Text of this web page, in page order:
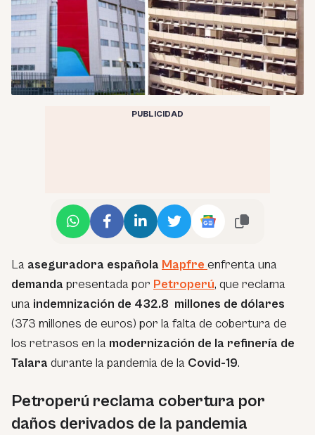
PUBLICIDAD
La aseguradora española Mapfre enfrenta una
demanda presentada por Petroperú, que reclama
una indemnización de 432.8 millones de dólares
(373 millones de euros) por la falta de cobertura de
los retrasos en la modernización de la refinería de
Talara durante la pandemia de la Covid-19.
Petroperú reclama cobertura por
daños derivados de la pandemia